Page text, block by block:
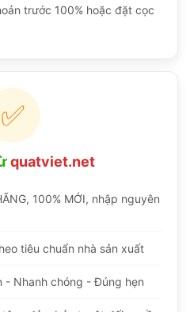
trước 100% hoặc đặt cọc
✅
quatviet.net
100% MỚI, nhập nguyên
tiêu chuẩn nhà sản xuất
- Nhanh chóng - Đúng hẹn